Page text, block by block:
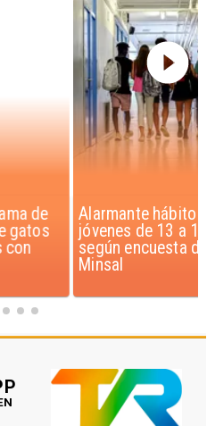
Alarmante hábito en
jóvenes de 13 a 15 años
según encuesta del